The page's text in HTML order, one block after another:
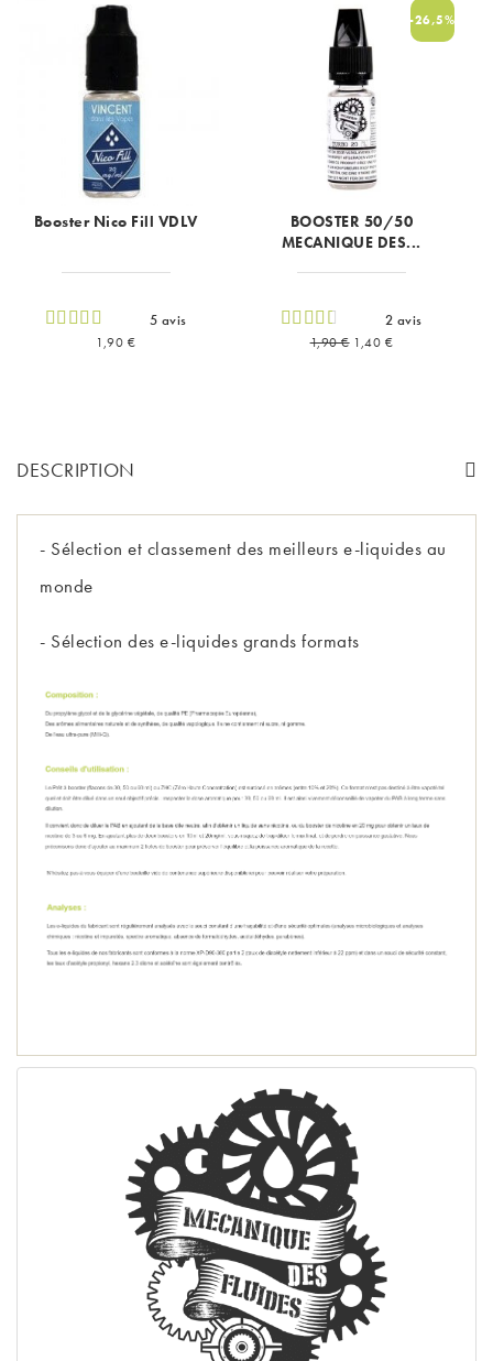
Booster Nico Fill VDLV
5 avis
Prix
1,90 €
-26,5%
BOOSTER 50/50
MECANIQUE DES...
2 avis
Prix de base
1,90 € Prix
1,40 €
DESCRIPTION
- Sélection et classement des meilleurs e-liquides au
monde
- Sélection des e-liquides grands formats